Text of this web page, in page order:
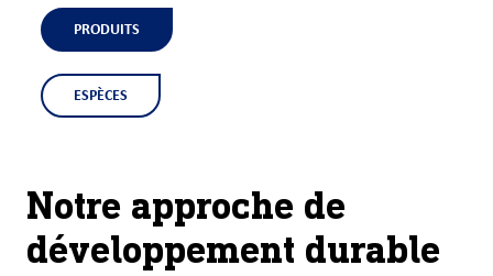
PRODUITS
ESPÈCES
Notre approche de
développement durable